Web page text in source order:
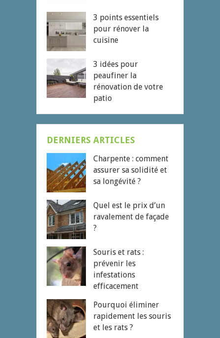
3 points essentiels
pour rénover la
cuisine
3 idées pour
peaufiner la
rénovation de votre
patio
DERNIERS ARTICLES
Charpente : comment
assurer sa solidité et
sa longévité ?
Quel est le prix d’un
ravalement de façade
?
Souris et rats :
prévenir les
infestations
efficacement
Pourquoi éliminer
rapidement les souris
et les rats ?